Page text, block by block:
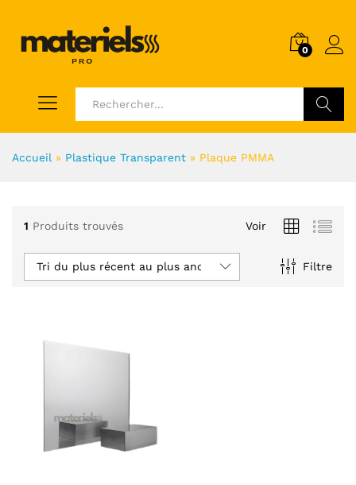
0
Accueil » Plastique Transparent » Plaque PMMA
1 Produits trouvés Voir
Filtre
Tri du plus récent au plus ancien